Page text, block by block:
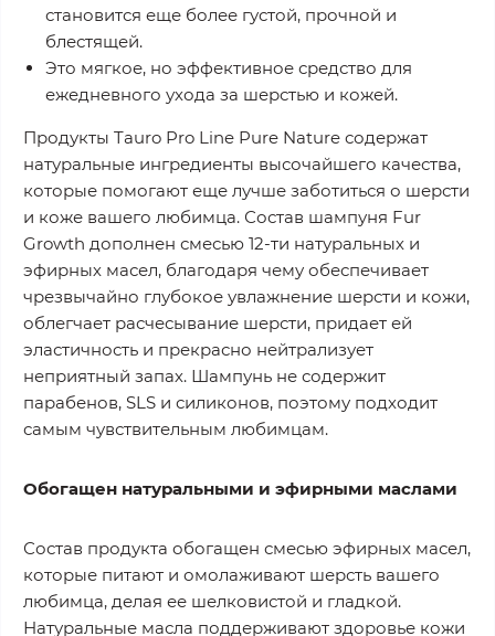
становится еще более густой, прочной и
блестящей.
Это мягкое, но эффективное средство для
ежедневного ухода за шерстью и кожей.
Продукты Tauro Pro Line Pure Nature содержат
натуральные ингредиенты высочайшего качества,
которые помогают еще лучше заботиться о шерсти
и коже вашего любимца. Состав шампуня Fur
Growth дополнен смесью 12-ти натуральных и
эфирных масел, благодаря чему обеспечивает
чрезвычайно глубокое увлажнение шерсти и кожи,
облегчает расчесывание шерсти, придает ей
эластичность и прекрасно нейтрализует
неприятный запах. Шампунь не содержит
парабенов, SLS и силиконов, поэтому подходит
самым чувствительным любимцам.
Обогащен натуральными и эфирными маслами
Состав продукта обогащен смесью эфирных масел,
которые питают и омолаживают шерсть вашего
любимца, делая ее шелковистой и гладкой.
Натуральные масла поддерживают здоровье кожи